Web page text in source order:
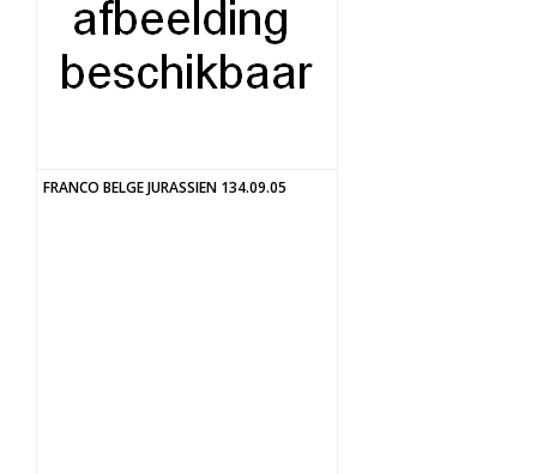
FRANCO BELGE JURASSIEN 134.09.05